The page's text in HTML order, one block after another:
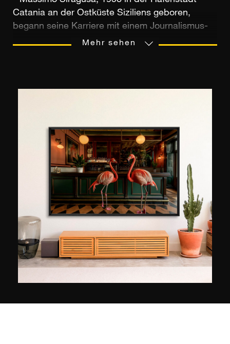
Catania an der Ostküste Siziliens geboren,
begann seine Karriere mit einem Journalismus-
Studium, bevor er eine Buchhandlung und
der Agentur Contrasto. Heute lebt Massimo
Siragusa in Rom und unterrichtet seine
künstlerische Praxis an den Studenten des
European Institute of Design. Seine Bilder in
einem intensiven Stil wurden in internationalen
Magazinen wie dem New York Times Magazine,
Time, Newsweek, El Pais oder Le Figaro
veröffentlicht. Sie wurden in Italien und im
Ausland (Frankreich, Belgien und Russland)
ausgestellt und haben mehrere Auszeichnungen
bei den World Press Photo Awards, Sony
Mehr sehen